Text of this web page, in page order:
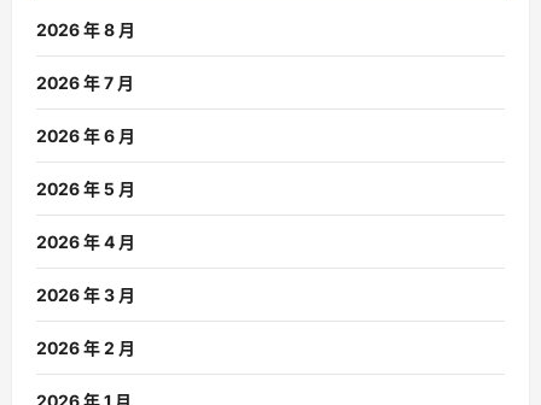
2026 年 8 月
2026 年 7 月
2026 年 6 月
2026 年 5 月
2026 年 4 月
2026 年 3 月
2026 年 2 月